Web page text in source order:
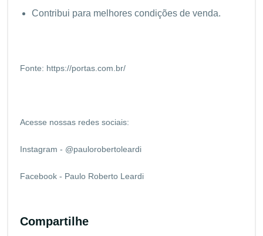
Contribui para melhores condições de venda.
Fonte: https://portas.com.br/
Acesse nossas redes sociais:
Instagram - @paulorobertoleardi
Facebook - Paulo Roberto Leardi
Compartilhe